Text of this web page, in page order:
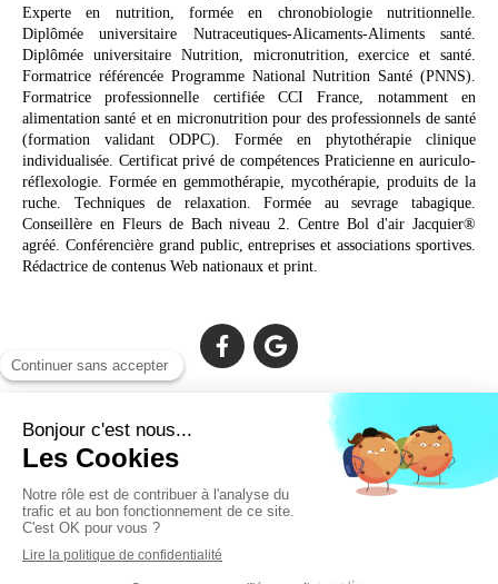
Experte en nutrition, formée en chronobiologie nutritionnelle.
Diplômée universitaire Nutraceutiques-Alicaments-Aliments santé.
Diplômée universitaire Nutrition, micronutrition, exercice et santé.
Formatrice référencée Programme National Nutrition Santé (PNNS).
Formatrice professionnelle certifiée CCI France, notamment en
alimentation santé et en micronutrition pour des professionnels de santé
(formation validant ODPC). Formée en phytothérapie clinique
individualisée. Certificat privé de compétences Praticienne en auriculo-
réflexologie. Formée en gemmothérapie, mycothérapie, produits de la
ruche. Techniques de relaxation. Formée au sevrage tabagique.
Conseillère en Fleurs de Bach niveau 2. Centre Bol d'air Jacquier®
agréé. Conférencière grand public, entreprises et associations sportives.
Rédactrice de contenus Web nationaux et print.
Cabinet facilement accessible depuis :
Lechiagat, Treffiagat, Lesconil, Loctudy, Plobannalec, Fouesnant,
Plomeur, Pont L'Abbé, Quimper, Bénodet, Concarneau,
Douarnenez, Crozon, Rosporden, Pont-Aven, Brest, Landerneau